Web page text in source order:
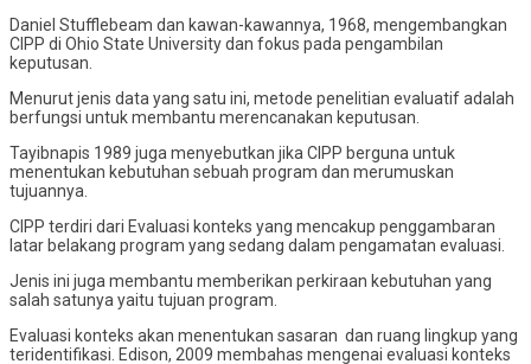
Daniel Stufflebeam dan kawan-kawannya, 1968, mengembangkan
CIPP di Ohio State University dan fokus pada pengambilan
keputusan.
Menurut jenis data yang satu ini, metode penelitian evaluatif adalah
berfungsi untuk membantu merencanakan keputusan.
Tayibnapis 1989 juga menyebutkan jika CIPP berguna untuk
menentukan kebutuhan sebuah program dan merumuskan
tujuannya.
CIPP terdiri dari Evaluasi konteks yang mencakup penggambaran
latar belakang program yang sedang dalam pengamatan evaluasi.
Jenis ini juga membantu memberikan perkiraan kebutuhan yang
salah satunya yaitu tujuan program.
Evaluasi konteks akan menentukan sasaran dan ruang lingkup yang
teridentifikasi. Edison, 2009 membahas mengenai evaluasi konteks